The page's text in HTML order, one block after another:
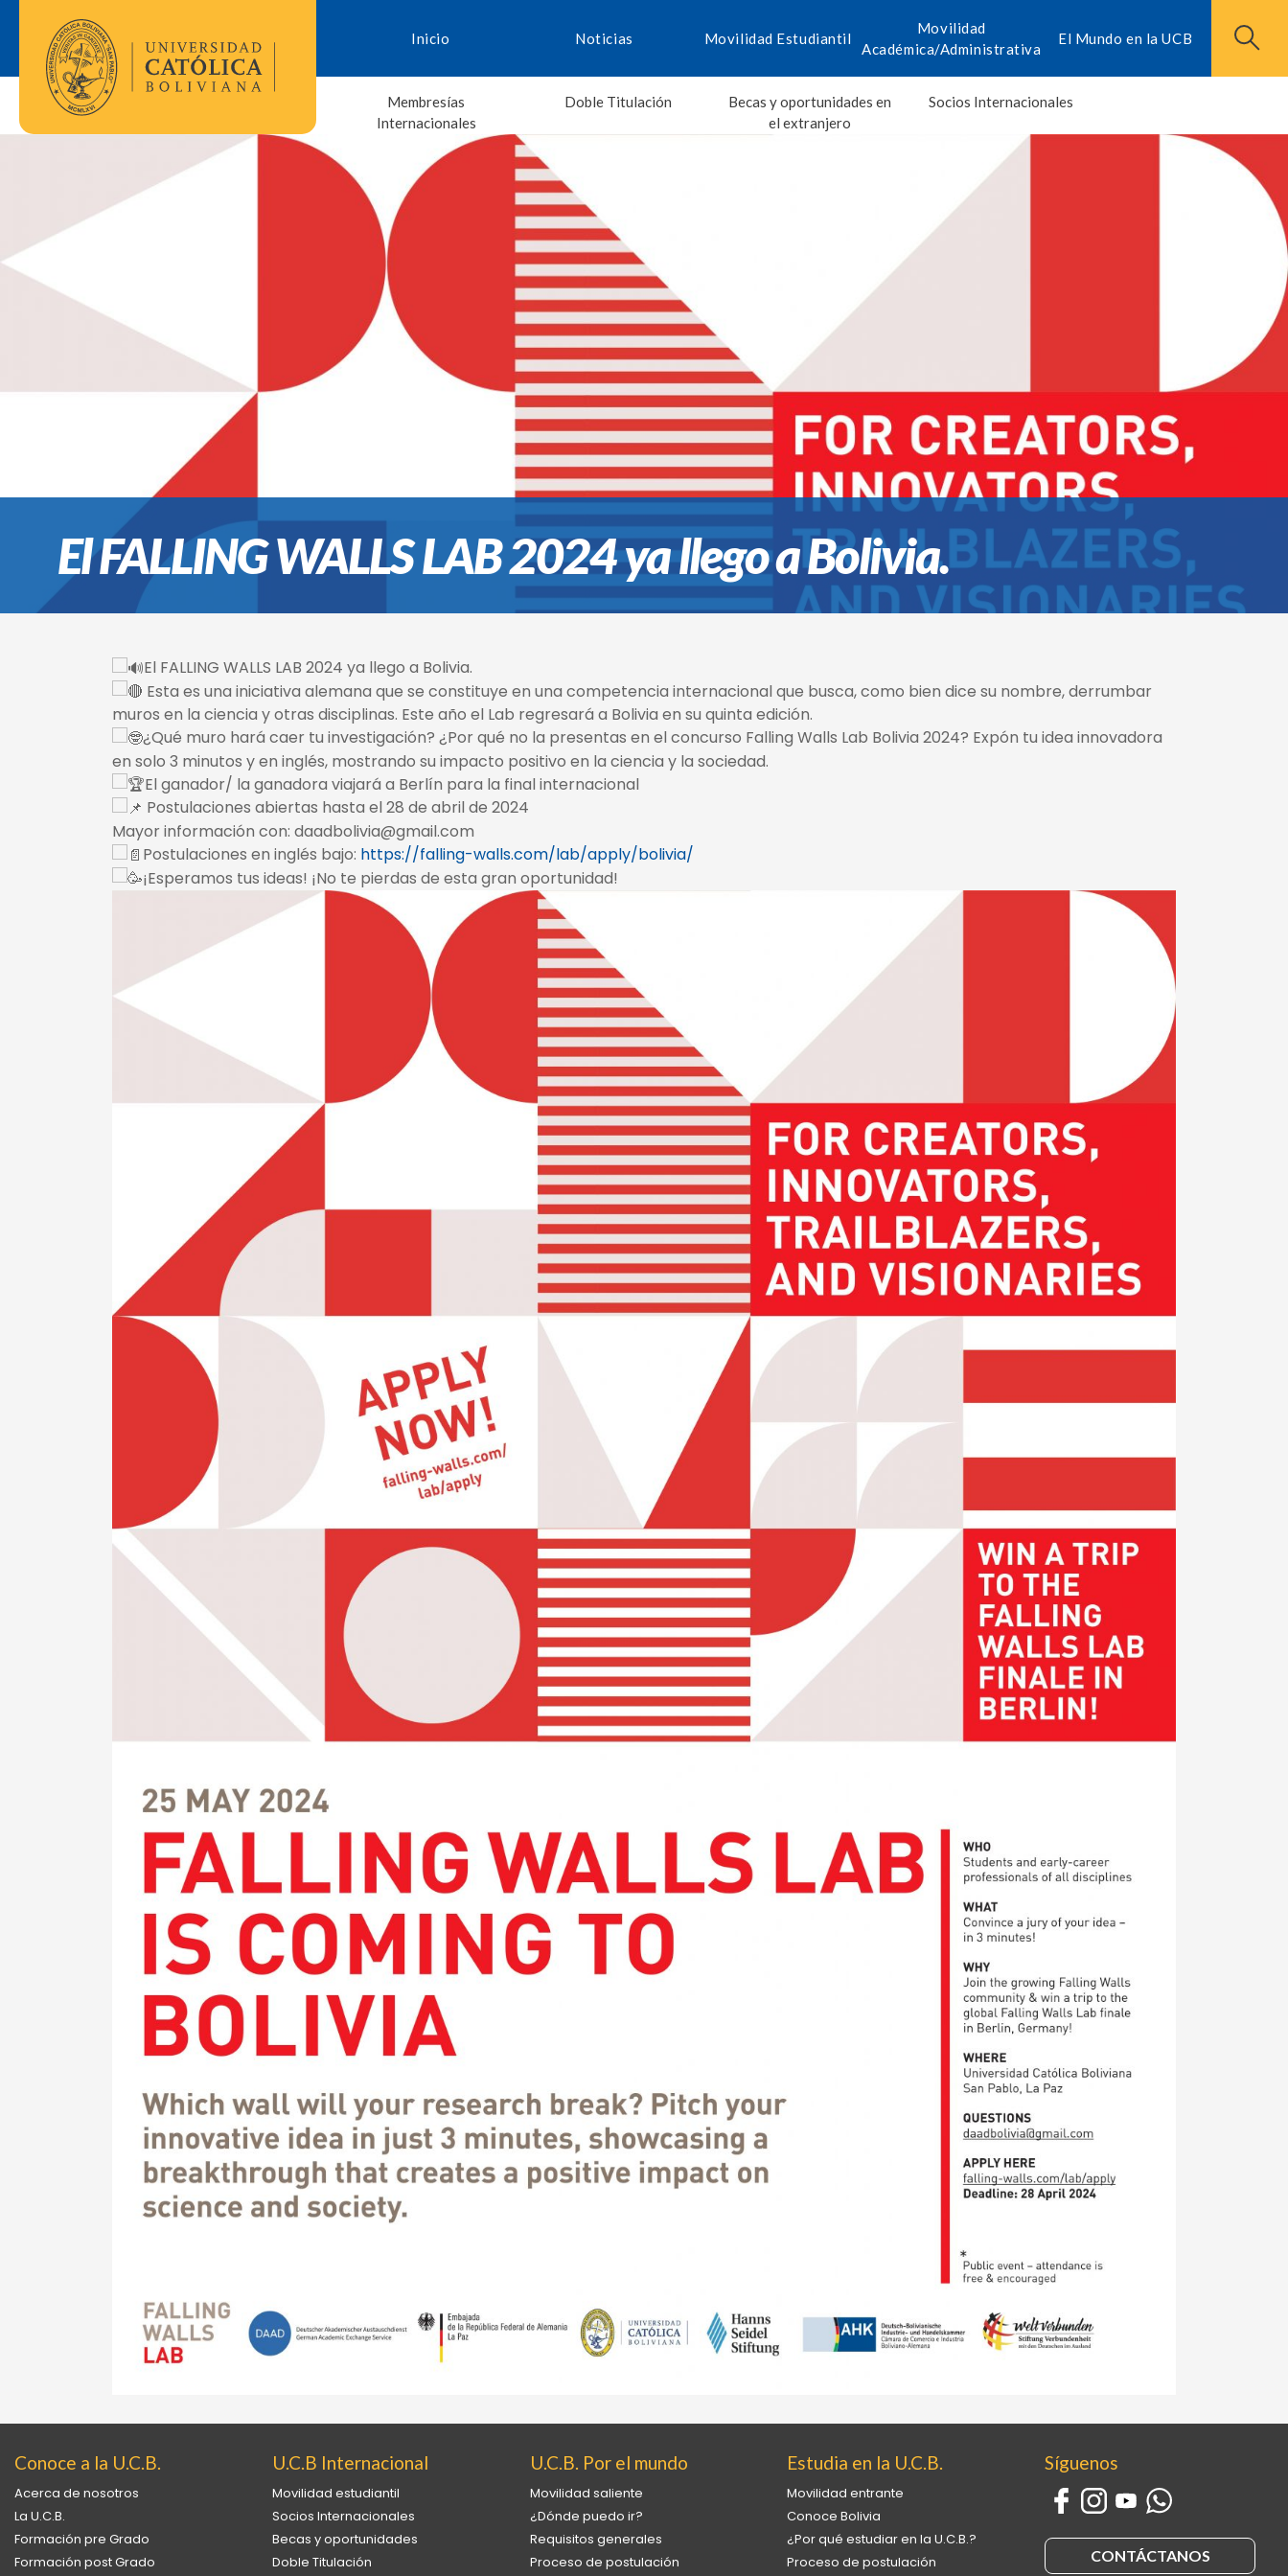
Inicio Noticias Movilidad Estudiantil
Movilidad
Académica/Administrativa
El Mundo en la UCB
Membresías
Internacionales
Doble Titulación
Becas y oportunidades en
el extranjero
Socios Internacionales
El FALLING WALLS LAB 2024 ya llego a Bolivia.
El FALLING WALLS LAB 2024 ya llego a Bolivia.
Esta es una iniciativa alemana que se constituye en una competencia internacional que busca, como bien dice su nombre, derrumbar
muros en la ciencia y otras disciplinas. Este año el Lab regresará a Bolivia en su quinta edición.
¿Qué muro hará caer tu investigación? ¿Por qué no la presentas en el concurso Falling Walls Lab Bolivia 2024? Expón tu idea innovadora
en solo 3 minutos y en inglés, mostrando su impacto positivo en la ciencia y la sociedad.
El ganador/ la ganadora viajará a Berlín para la final internacional
Postulaciones abiertas hasta el 28 de abril de 2024
Mayor información con: daadbolivia@gmail.com
Postulaciones en inglés bajo: https://falling-walls.com/lab/apply/bolivia/
¡Esperamos tus ideas! ¡No te pierdas de esta gran oportunidad!
Conoce a la U.C.B.
Acerca de nosotros
La U.C.B.
Formación pre Grado
Formación post Grado
U.C.B Internacional
Movilidad estudiantil
Socios Internacionales
Becas y oportunidades
Doble Titulación
U.C.B. Por el mundo
Movilidad saliente
¿Dónde puedo ir?
Requisitos generales
Proceso de postulación
Estudia en la U.C.B.
Movilidad entrante
Conoce Bolivia
¿Por qué estudiar en la U.C.B.?
Proceso de postulación
Síguenos
CONTÁCTANOS